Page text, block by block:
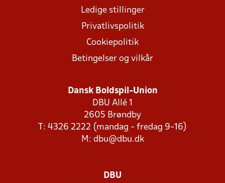
Ledige stillinger
Privatlivspolitik
Cookiepolitik
Betingelser og vilkår
Dansk Boldspil-Union
DBU Allé 1
2605 Brøndby
T: 4326 2222 (mandag - fredag 9-16)
M: dbu@dbu.dk
DBU